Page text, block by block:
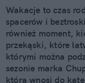
Wakacje to czas
spacerów i
również moment,
przekąski, które
którymi można
sezonie marka
która wnosi do